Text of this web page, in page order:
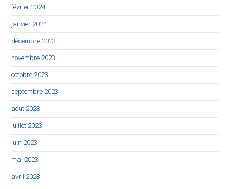
février 2024
janvier 2024
décembre 2023
novembre 2023
octobre 2023
septembre 2023
août 2023
juillet 2023
juin 2023
mai 2023
avril 2023